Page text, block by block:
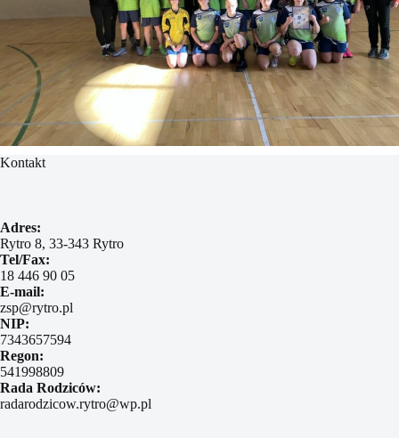
Kontakt
Adres:
Rytro 8, 33-343 Rytro
Tel/Fax:
18 446 90 05
E-mail:
zsp@rytro.pl
NIP:
7343657594
Regon:
541998809
Rada Rodziców:
radarodzicow.rytro@wp.pl